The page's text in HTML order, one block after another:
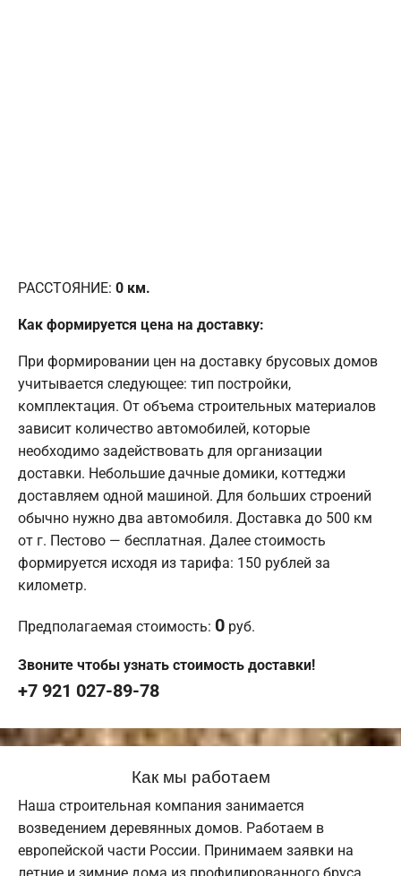
РАССТОЯНИЕ: 0 км.
Как формируется цена на доставку:
При формировании цен на доставку брусовых домов
учитывается следующее: тип постройки,
комплектация. От объема строительных материалов
зависит количество автомобилей, которые
необходимо задействовать для организации
доставки. Небольшие дачные домики, коттеджи
доставляем одной машиной. Для больших строений
обычно нужно два автомобиля. Доставка до 500 км
от г. Пестово — бесплатная. Далее стоимость
формируется исходя из тарифа: 150 рублей за
километр.
Предполагаемая стоимость: 0 руб.
Звоните чтобы узнать стоимость доставки!
+7 921 027-89-78
Как мы работаем
Наша строительная компания занимается
возведением деревянных домов. Работаем в
европейской части России. Принимаем заявки на